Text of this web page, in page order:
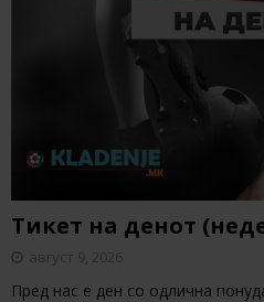
Тикет на денот
август 9, 2026
Пред нас е ден со одлична